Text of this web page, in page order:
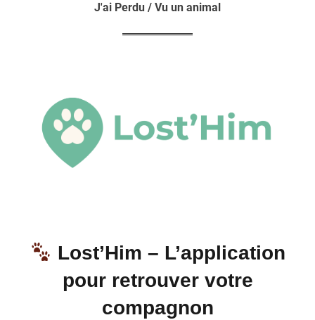
J'ai Perdu / Vu un animal
Lost’Him – L’application
pour retrouver votre
compagnon